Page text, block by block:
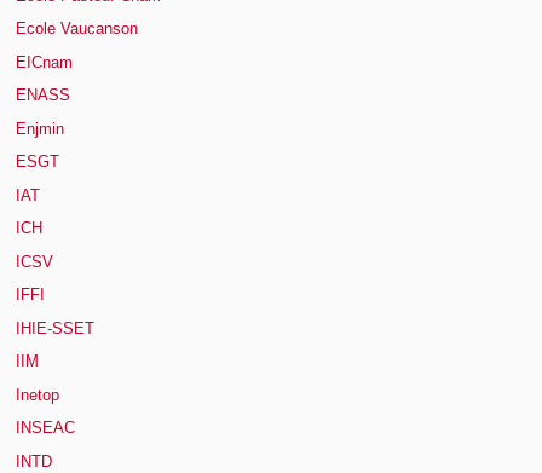
Ecole Vaucanson
EICnam
ENASS
Enjmin
ESGT
IAT
ICH
ICSV
IFFI
IHIE-SSET
IIM
Inetop
INSEAC
INTD